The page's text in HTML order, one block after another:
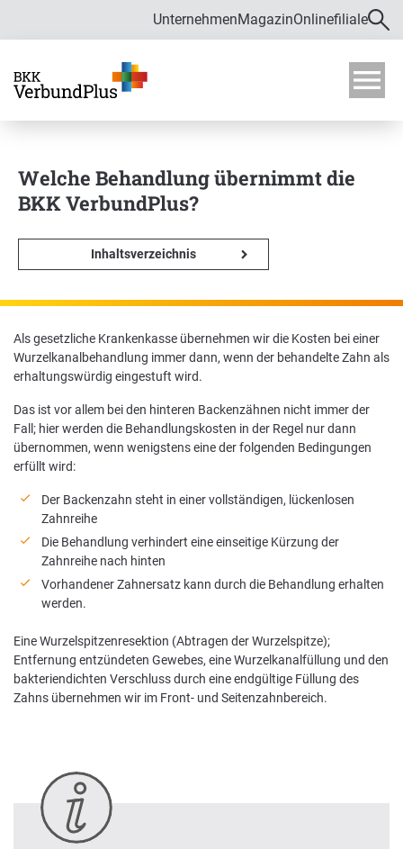
Unternehmen
Über uns
Bekämpfung von Fehlverhalten im
Gesundheitswesen
Satzung
Karriere
Ausbildung und Duales Studium
Nachhaltigkeit bei der BKK VerbundPlus
Presse
MagazinOnlinefiliale
o
l
f
n
e
Welche Behandlung übernimmt die
BKK VerbundPlus?
Inhaltsverzeichnis
Als gesetzliche Krankenkasse übernehmen wir die Kosten bei einer
Wurzelkanalbehandlung immer dann, wenn der behandelte Zahn als
erhaltungswürdig eingestuft wird.
Das ist vor allem bei den hinteren Backenzähnen nicht immer der
Fall; hier werden die Behandlungskosten in der Regel nur dann
übernommen, wenn wenigstens eine der folgenden Bedingungen
erfüllt wird:
Der Backenzahn steht in einer vollständigen, lückenlosen
Zahnreihe
Die Behandlung verhindert eine einseitige Kürzung der
Zahnreihe nach hinten
Vorhandener Zahnersatz kann durch die Behandlung erhalten
werden.
Eine Wurzelspitzenresektion (Abtragen der Wurzelspitze);
Entfernung entzündeten Gewebes, eine Wurzelkanalfüllung und den
bakteriendichten Verschluss durch eine endgültige Füllung des
Zahns übernehmen wir im Front- und Seitenzahnbereich.
Direkt zur Hauptnavigation (Enter drücken)
Direkt zur Suche (Enter drücken)
Direkt zum Hauptinhalt (Enter drücken)